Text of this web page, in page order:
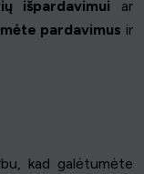
išpardavimui ar
pardavimus ir
kad galėtumėte